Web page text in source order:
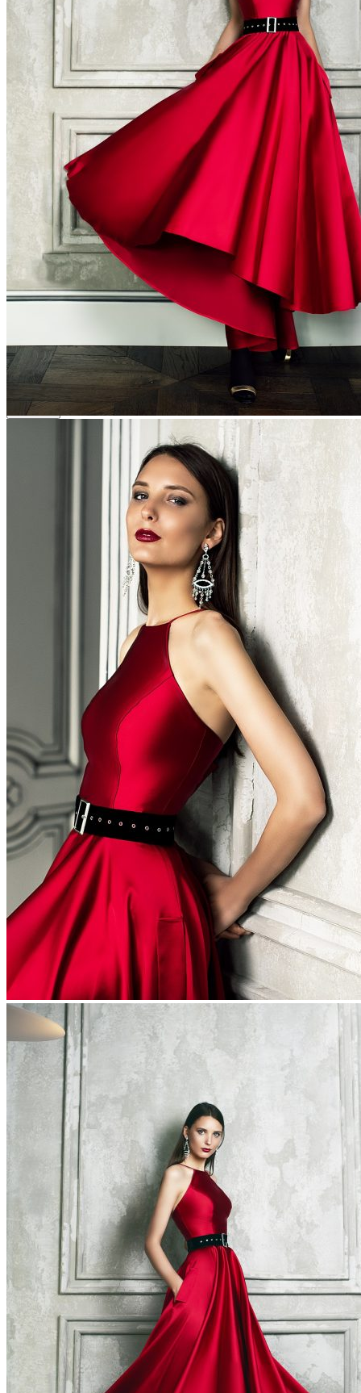
MENU
Наши платья
Вечерние
Выпускные
Наши невесты
О нас
Вопросы — ответы
Блог
Контакты
Модель 2019
1362-1377
Previous